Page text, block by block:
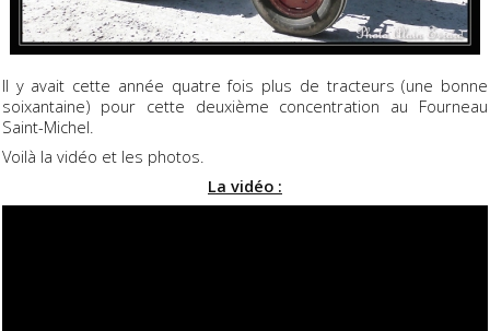
Il y avait cette année quatre fois plus de tracteurs (une bonne
soixantaine) pour cette deuxième concentration au Fourneau
Saint-Michel.
Voilà la vidéo et les photos.
La vidéo :